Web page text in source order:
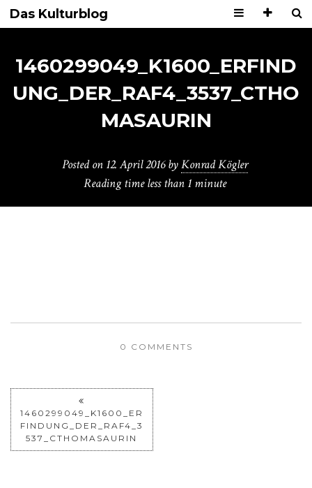
Das Kulturblog
1460299049_K1600_ERFIND
UNG_DER_RAF4_3537_CTHO
MASAURIN
Posted on 12. April 2016 byKonrad Kögler
Reading timeless than 1 minute
0 COMMENTS
1460299049_K1600_ER
FINDUNG_DER_RAF4_3
537_CTHOMASAURIN